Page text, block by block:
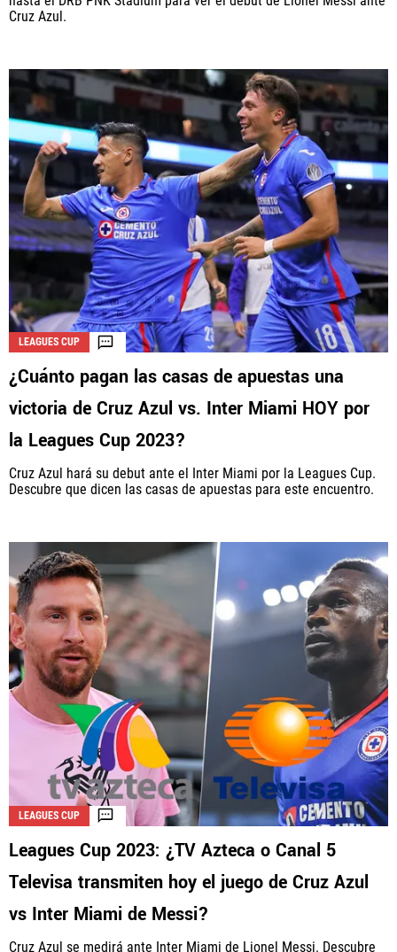
Cruz Azul.
LEAGUES CUP
¿Cuánto pagan las casas de apuestas una
victoria de Cruz Azul vs. Inter Miami HOY por
la Leagues Cup 2023?
Cruz Azul hará su debut ante el Inter Miami por la Leagues Cup.
Descubre que dicen las casas de apuestas para este encuentro.
LEAGUES CUP
Leagues Cup 2023: ¿TV Azteca o Canal 5
Televisa transmiten hoy el juego de Cruz Azul
vs Inter Miami de Messi?
Cruz Azul se medirá ante Inter Miami de Lionel Messi. Descubre